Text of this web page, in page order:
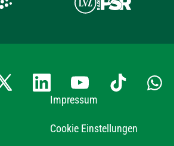
Impressum
Cookie Einstellungen